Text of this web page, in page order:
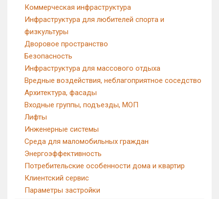
Коммерческая инфраструктура
Инфраструктура для любителей спорта и
физкультуры
Дворовое пространство
Безопасность
Инфраструктура для массового отдыха
Вредные воздействия, неблагоприятное соседство
Архитектура, фасады
Входные группы, подъезды, МОП
Лифты
Инженерные системы
Среда для маломобильных граждан
Энергоэффективность
Потребительские особенности дома и квартир
Клиентский сервис
Параметры застройки